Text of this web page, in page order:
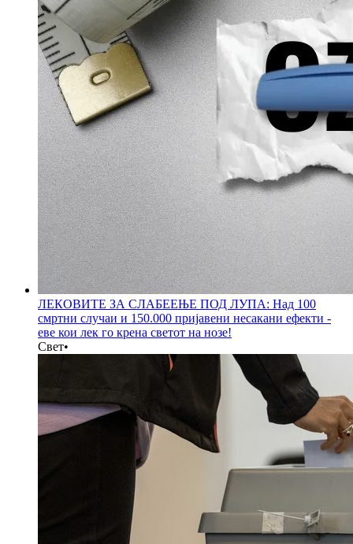
ЛЕКОВИТЕ ЗА СЛАБЕЕЊЕ ПОД ЛУПА: Над 100
смртни случаи и 150.000 пријавени несакани ефекти -
еве кои лек го крена светот на нозе!
Свет•